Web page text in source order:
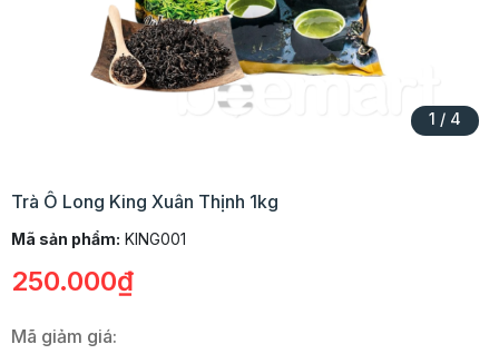
1 / 4
Trà Ô Long King Xuân Thịnh 1kg
Mã sản phẩm: KING001
250.000₫
Mã giảm giá: